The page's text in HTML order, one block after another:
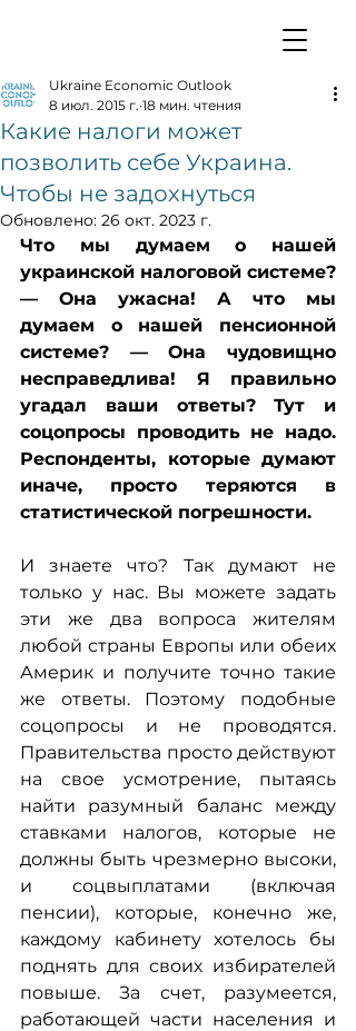
Какие налоги может
позволить себе Украина.
Чтобы не задохнуться
Ukraine Economic Outlook
8 июл. 2015 г. 18 мин. чтения
Обновлено: 26 окт. 2023 г.
Что мы думаем о нашей
украинской налоговой системе?
— Она ужасна! А что мы
думаем о нашей пенсионной
системе? — Она чудовищно
несправедлива! Я правильно
угадал ваши ответы? Тут и
соцопросы проводить не надо.
Респонденты, которые думают
иначе, просто теряются в
статистической погрешности.
И знаете что? Так думают не
только у нас. Вы можете задать
эти же два вопроса жителям
любой страны Европы или обеих
Америк и получите точно такие
же ответы. Поэтому подобные
соцопросы и не проводятся.
Правительства просто действуют
на свое усмотрение, пытаясь
найти разумный баланс между
ставками налогов, которые не
должны быть чрезмерно высоки,
и соцвыплатами (включая
пенсии), которые, конечно же,
каждому кабинету хотелось бы
поднять для своих избирателей
повыше. За счет, разумеется,
работающей части населения и